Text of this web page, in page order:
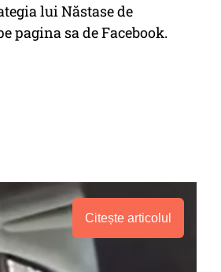
lui Năstase de
pagina sa de Facebook.
Citește articolul